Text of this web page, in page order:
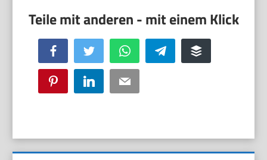
Facebook Twitter WhatsApp Telegram Buffer
Pinterest LinkedIn Email